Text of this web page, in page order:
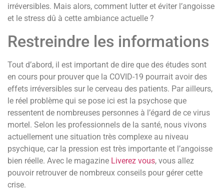
irréversibles. Mais alors, comment lutter et éviter l’angoisse
et le stress dû à cette ambiance actuelle ?
Restreindre les informations
Tout d’abord, il est important de dire que des études sont
en cours pour prouver que la COVID-19 pourrait avoir des
effets irréversibles sur le cerveau des patients. Par ailleurs,
le réel problème qui se pose ici est la psychose que
ressentent de nombreuses personnes à l’égard de ce virus
mortel. Selon les professionnels de la santé, nous vivons
actuellement une situation très complexe au niveau
psychique, car la pression est très importante et l’angoisse
bien réelle. Avec le magazine Liverez vous, vous allez
pouvoir retrouver de nombreux conseils pour gérer cette
crise.